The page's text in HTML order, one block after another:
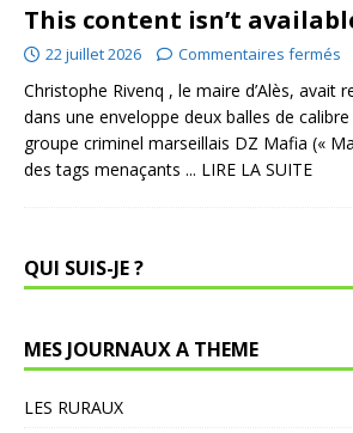
This content isn’t
22 juillet 2026 Commentaires fermés
Christophe Rivenq , le maire d’Alès, avait
dans une enveloppe deux balles de
groupe criminel marseillais DZ Mafia («
des tags menaçants ... LIRE LA SUITE
QUI SUIS-JE ?
MES JOURNAUX A THEME
LES RURAUX